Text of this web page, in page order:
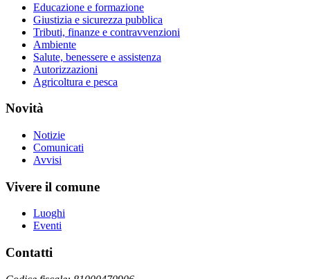
Educazione e formazione
Giustizia e sicurezza pubblica
Tributi, finanze e contravvenzioni
Ambiente
Salute, benessere e assistenza
Autorizzazioni
Agricoltura e pesca
Novità
Notizie
Comunicati
Avvisi
Vivere il comune
Luoghi
Eventi
Contatti